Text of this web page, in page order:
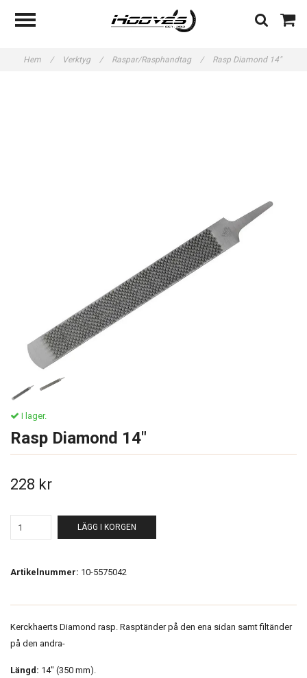
Hem / Verktyg / Raspar/Rasphandtag / Rasp Diamond 14"
I lager.
Rasp Diamond 14"
228 kr
LÄGG I KORGEN
Artikelnummer: 10-5575042
Kerckhaerts Diamond rasp. Rasptänder på den ena sidan samt filtänder
på den andra-
Längd: 14" (350 mm).